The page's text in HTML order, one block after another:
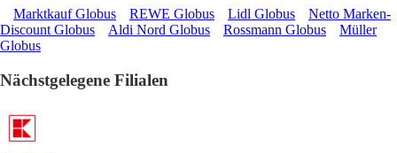
Marktkauf Globus REWE Globus Lidl Globus
Netto Marken-
Discount Globus
Aldi Nord Globus Rossmann Globus
Müller
Globus
Nächstgelegene Filialen